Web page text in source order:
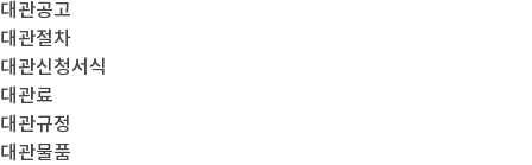
대관공고
대관절차
대관신청서식
대관료
대관규정
대관물품